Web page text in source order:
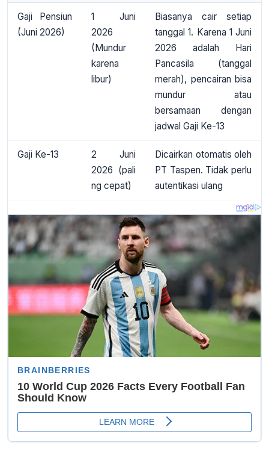
Gaji Pensiun
(Juni 2026)
1 Juni
2026
(Mundur
karena
libur)
Biasanya cair setiap
tanggal 1. Karena 1 Juni
2026 adalah Hari
Pancasila (tanggal
merah), pencairan bisa
mundur atau
bersamaan dengan
jadwal Gaji Ke-13
Gaji Ke-13
2 Juni
2026 (pali
ng cepat)
Dicairkan otomatis oleh
PT Taspen. Tidak perlu
autentikasi ulang